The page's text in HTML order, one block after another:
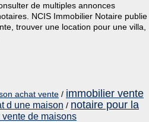
de multiples annonces
NCIS Immobilier Notaire publie
trouver une location pour une villa,
achat vente / immobilier vente
d une maison / notaire pour la
de maisons